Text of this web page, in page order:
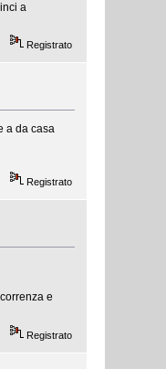
a
Registrato
a da casa
Registrato
e
Registrato